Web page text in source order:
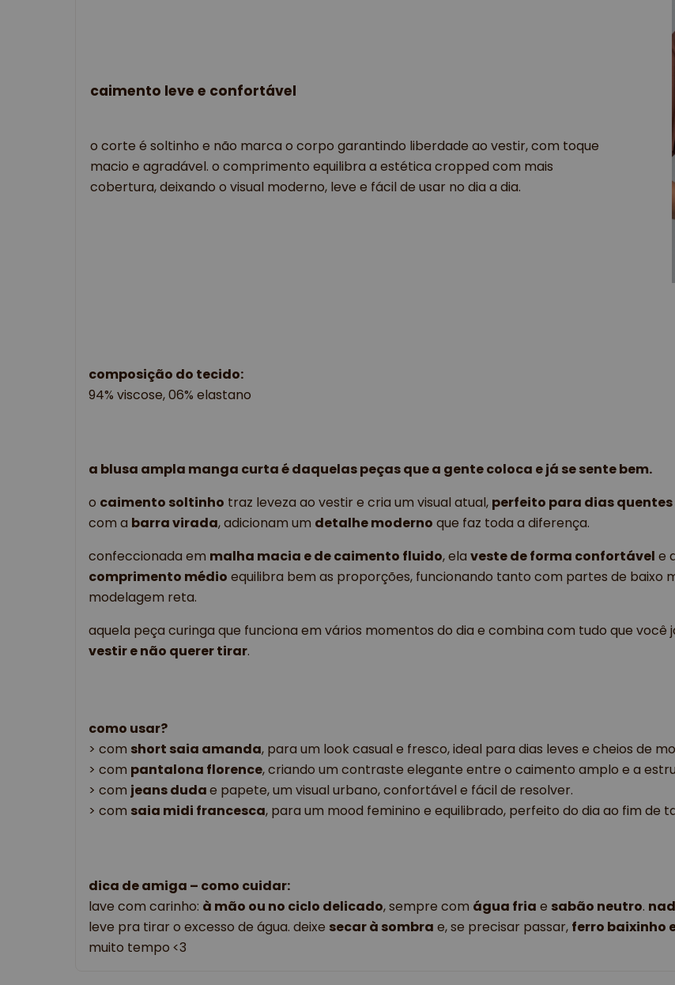
caimento leve e confortável
o corte é soltinho e não marca o corpo garantindo liberdade ao vestir, com toque
macio e agradável. o comprimento equilibra a estética cropped com mais
cobertura, deixando o visual moderno, leve e fácil de usar no dia a dia.
composição do tecido:
94% viscose, 06% elastano
a blusa ampla manga curta é daquelas peças que a gente coloca e já se sente bem.
o caimento soltinho traz leveza ao vestir e cria um visual atual, perfeito para dias quentes
com a barra virada, adicionam um detalhe moderno que faz toda a diferença.
confeccionada em malha macia e de caimento fluido, ela veste de forma confortável e
comprimento médio equilibra bem as proporções, funcionando tanto com partes de baixo
modelagem reta.
aquela peça curinga que funciona em vários momentos do dia e combina com tudo que
vestir e não querer tirar.
como usar?
> com short saia amanda, para um look casual e fresco, ideal para dias leves e cheios de
> com pantalona florence, criando um contraste elegante entre o caimento amplo e a
> com jeans dudae papete, um visual urbano, confortável e fácil de resolver.
> com saia midi francesca, para um mood feminino e equilibrado, perfeito do dia ao fim de
dica de amiga – como cuidar:
lave com carinho: à mão ou no ciclo delicado, sempre com água fria e sabão neutro.
leve pra tirar o excesso de água. deixe secar à sombra e, se precisar passar, ferro baixinho
muito tempo <3